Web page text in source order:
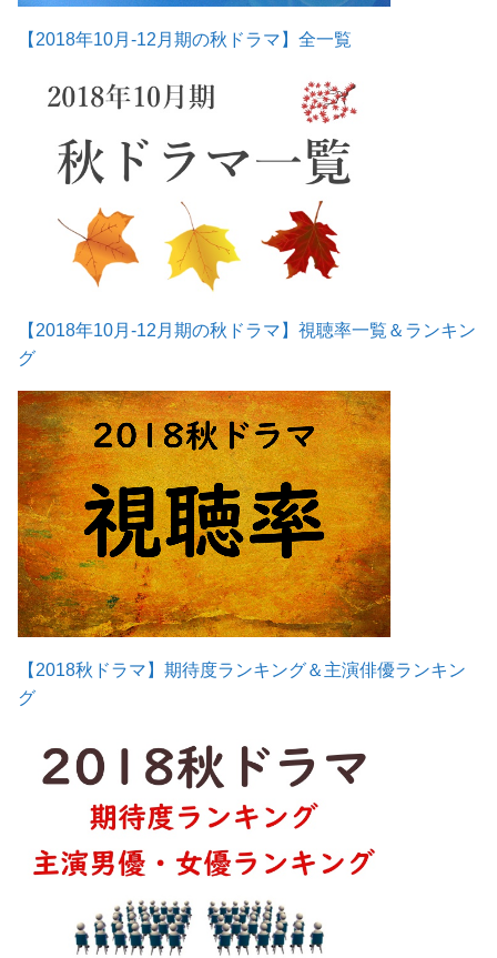
【2018年10月-12月期の秋ドラマ】全一覧
【2018年10月-12月期の秋ドラマ】視聴率一覧＆ランキン
グ
【2018秋ドラマ】期待度ランキング＆主演俳優ランキン
グ